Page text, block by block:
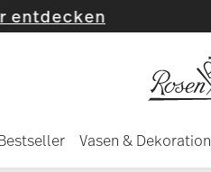
Vasen & Dekoration